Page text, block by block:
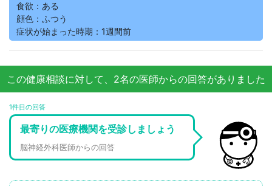
食欲：ある
顔色：ふつう
症状が始まった時期：1週間前
この健康相談に対して、2名の医師からの回答がありました
1件目の回答
最寄りの医療機関を受診しましょう
脳神経外科医師からの回答